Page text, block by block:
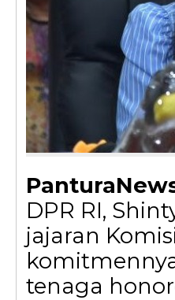
DPR RI,
jajaran
tenaga